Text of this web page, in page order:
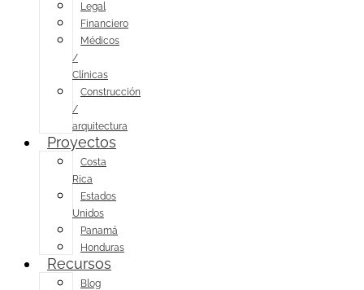
Legal
Financiero
Médicos
/
Clínicas
Construcción
/
arquitectura
Proyectos
Costa
Rica
Estados
Unidos
Panamá
Honduras
Recursos
Blog